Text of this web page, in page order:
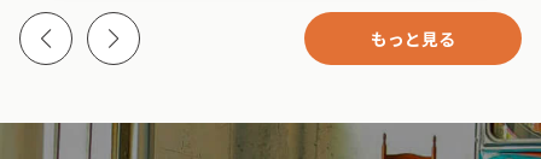
もっと見る